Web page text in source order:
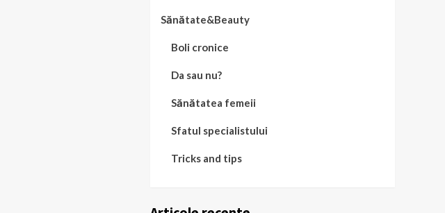
Sănătate&Beauty
Boli cronice
Da sau nu?
Sănătatea femeii
Sfatul specialistului
Tricks and tips